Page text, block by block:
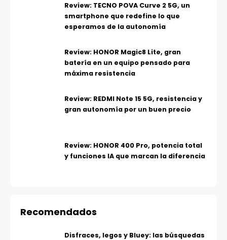
Review: TECNO POVA Curve 2 5G, un
smartphone que redefine lo que
esperamos de la autonomía
Review: HONOR Magic8 Lite, gran
batería en un equipo pensado para
máxima resistencia
Review: REDMI Note 15 5G, resistencia y
gran autonomía por un buen precio
Review: HONOR 400 Pro, potencia total
y funciones IA que marcan la diferencia
Recomendados
Disfraces, legos y Bluey: las búsquedas